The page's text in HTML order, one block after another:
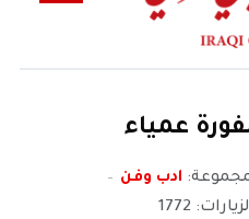
عمياء
ادب وفن
1772